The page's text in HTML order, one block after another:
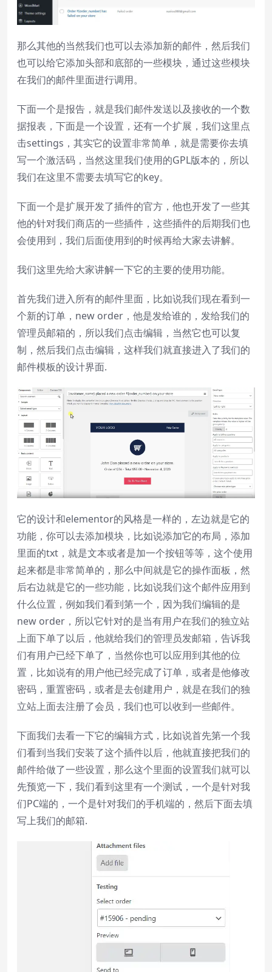
那么其他的当然我们也可以去添加新的邮件，然后我们
也可以给它添加头部和底部的一些模块，通过这些模块
在我们的邮件里面进行调用。
下面一个是报告，就是我们邮件发送以及接收的一个数
据报表，下面是一个设置，还有一个扩展，我们这里点
击settings，其实它的设置非常简单，就是需要你去填
写一个激活码，当然这里我们使用的GPL版本的，所以
我们在这里不需要去填写它的key。
下面一个是扩展开发了插件的官方，他也开发了一些其
他的针对我们商店的一些插件，这些插件的后期我们也
会使用到，我们后面使用到的时候再给大家去讲解。
我们这里先给大家讲解一下它的主要的使用功能。
首先我们进入所有的邮件里面，比如说我们现在看到一
个新的订单，new order，他是发给谁的，发给我们的
管理员邮箱的，所以我们点击编辑，当然它也可以复
制，然后我们点击编辑，这样我们就直接进入了我们的
邮件模板的设计界面.
它的设计和elementor的风格是一样的，左边就是它的
功能，你可以去添加模块，比如说添加它的布局，添加
里面的txt，就是文本或者是加一个按钮等等，这个使用
起来都是非常简单的，那么中间就是它的操作面板，然
后右边就是它的一些功能，比如说我们这个邮件应用到
什么位置，例如我们看到第一个，因为我们编辑的是
new order，所以它针对的是当有用户在我们的独立站
上面下单了以后，他就给我们的管理员发邮箱，告诉我
们有用户已经下单了，当然你也可以应用到其他的位
置，比如说有的用户他已经完成了订单，或者是他修改
密码，重置密码，或者是去创建用户，就是在我们的独
立站上面去注册了会员，我们也可以收到一些邮件。
下面我们去看一下它的编辑方式，比如说首先第一个我
们看到当我们安装了这个插件以后，他就直接把我们的
邮件给做了一些设置，那么这个里面的设置我们就可以
先预览一下，我们看到这里有一个测试，一个是针对我
们PC端的，一个是针对我们的手机端的，然后下面去填
写上我们的邮箱.